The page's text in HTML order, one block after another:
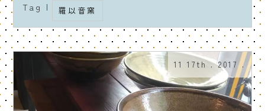
Tag | 羅以音窯
11 17th . 2017 .